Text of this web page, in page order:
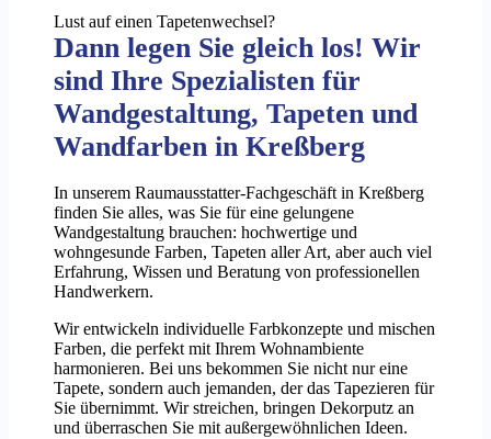
Lust auf einen Tapetenwechsel?
Dann legen Sie gleich los! Wir
sind Ihre Spezialisten für
Wandgestaltung, Tapeten und
Wandfarben in Kreßberg
In unserem Raumausstatter-Fachgeschäft in Kreßberg
finden Sie alles, was Sie für eine gelungene
Wandgestaltung brauchen: hochwertige und
wohngesunde Farben, Tapeten aller Art, aber auch viel
Erfahrung, Wissen und Beratung von professionellen
Handwerkern.
Wir entwickeln individuelle Farbkonzepte und mischen
Farben, die perfekt mit Ihrem Wohnambiente
harmonieren. Bei uns bekommen Sie nicht nur eine
Tapete, sondern auch jemanden, der das Tapezieren für
Sie übernimmt. Wir streichen, bringen Dekorputz an
und überraschen Sie mit außergewöhnlichen Ideen.